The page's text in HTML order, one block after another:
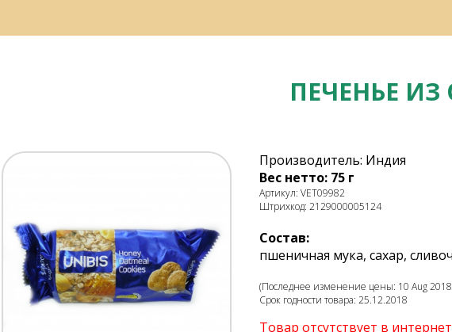
ПЕЧЕНЬЕ
Производитель: Индия
Вес нетто: 75 г
Артикул: VET09982
Штрихкод: 2129000005124
Состав:
пшеничная мука, сахар,
(Последнее изменение цены: 10 Aug
Срок годности товара: 25.12.2018
Товар отсутствует в